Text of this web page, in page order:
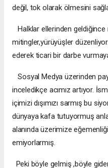
değil, tok olarak ölmesini
Halklar ellerinden geldiğince
mitingler,yürüyüşler
ederek ticari bir darbe
Sosyal Medya üzerinden
inceledikçe acımız artıyor.
içimizi dışımızı sarmış bu
dünyaya kafa tutuyormuş
alanında üzerimize
emiyorlarmış.
Peki böyle gelmiş ,böyle